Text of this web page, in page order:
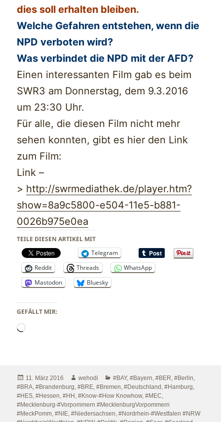
dies soll erhalten bleiben.
Welche Gefahren entstehen, wenn die
NPD verboten wird?
Was verbindet die NPD mit der AFD?
Einen interessanten Film gab es beim
SWR3 am Donnerstag, dem 9.3.2016
um 23:30 Uhr.
Für alle, die diesen Film nicht mehr
sehen konnten, gibt es hier den Link
zum Film:
Link –
> http://swrmediathek.de/player.htm?
show=8a9c5800-e504-11e5-b881-
0026b975e0ea
TEILE DIESEN ARTIKEL MIT
Telegram
Reddit
Threads
WhatsApp
Mastodon
Bluesky
GEFÄLLT MIR:
Wird
Veröffentlicht
am
11. März 2016 Autor
wehodi Kategorien
#BAY,#Bayern,#BER,#Berlin,
#BRA,#Brandenburg,#BRE,#Bremen,#Deutschland ,#Hamburg,
#HES,#Hessen,#HH ,#Know-#How Knowhow,#MEC,
#Mecklenburg-#Vorpommern #MecklenburgVorpommern
#MeckPomm,#NIE,#Niedersachsen,#Nordrhein-#Westfalen #NRW